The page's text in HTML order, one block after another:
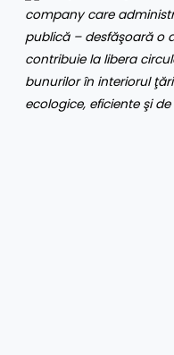
company care
publică – desfăşoară o
contribuie la libera
bunurilor în interiorul
ecologice, eficiente şi